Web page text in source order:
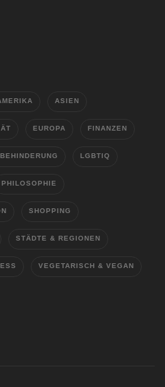
ASIEN
EUROPA FINANZEN
LGBTIQ
PHILOSOPHIE
SHOPPING
STÄDTE & REGIONEN
VEGETARISCH & VEGAN